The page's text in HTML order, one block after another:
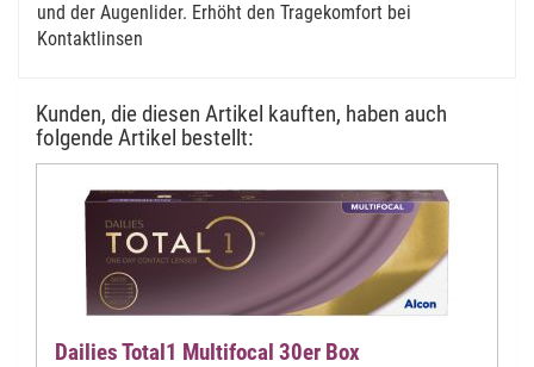
und der Augenlider. Erhöht den Tragekomfort bei
Kontaktlinsen
Kunden, die diesen Artikel kauften, haben auch
folgende Artikel bestellt:
Dailies Total1 Multifocal 30er Box